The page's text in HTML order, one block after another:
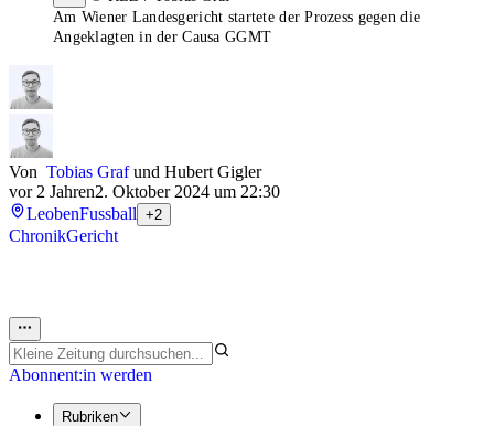
Am Wiener Landesgericht startete der Prozess gegen die
Angeklagten in der Causa GGMT
Von Tobias Grafund Hubert Gigler
vor 2 Jahren2. Oktober 2024 um 22:30
LeobenFussball +2
ChronikGericht
Abonnent:in werden
Rubriken